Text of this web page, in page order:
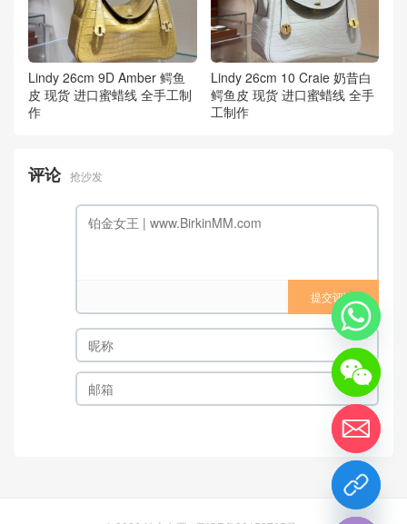
Lindy 26cm 9D Amber 鳄鱼
皮 现货 进口蜜蜡线 全手工制
作
Lindy 26cm 10 Craie 奶昔白
鳄鱼皮 现货 进口蜜蜡线 全手
工制作
评论 抢沙发
提交评论
Hide
chaty